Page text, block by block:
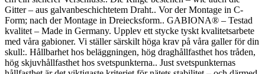
Gitter – aus galvanbeschichtetem Draht.. Vor der Montage in C-
Form; nach der Montage in Dreiecksform.. GABIONA® – Testad
kvalitet – Made in Germany. Upplev ett stycke tyskt kvalitetsarbete
med våra gabioner. Vi ställer särskilt höga krav på våra galler för din
skull:. Hållbarhet hos beläggningen, hög draghållfasthet hos tråden,
hög skjuvhållfasthet hos svetspunkterna.. Just svetspunkternas